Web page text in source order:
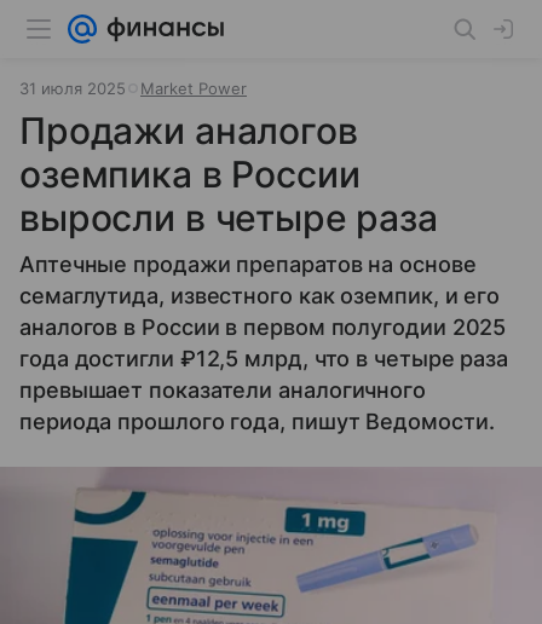
31 июля 2025 Market Power
Продажи аналогов
оземпика в России
выросли в четыре раза
Аптечные продажи препаратов на основе
семаглутида, известного как оземпик, и его
аналогов в России в первом полугодии 2025
года достигли ₽12,5 млрд, что в четыре раза
превышает показатели аналогичного
периода прошлого года, пишут Ведомости.